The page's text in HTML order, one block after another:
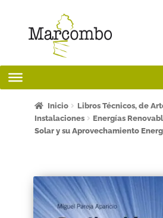
¡Bienvenido al apartado para
ART FRIDAY 2025
Inicio
Libros Técnicos, de
Instalaciones
Energías
Solar y su Aprovechamiento